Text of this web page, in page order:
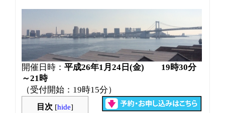
i
o
n
開催日時： 平成26年1月24日(金) 19時30分
～21時
（受付開始：19時15分）
目次 [hide]